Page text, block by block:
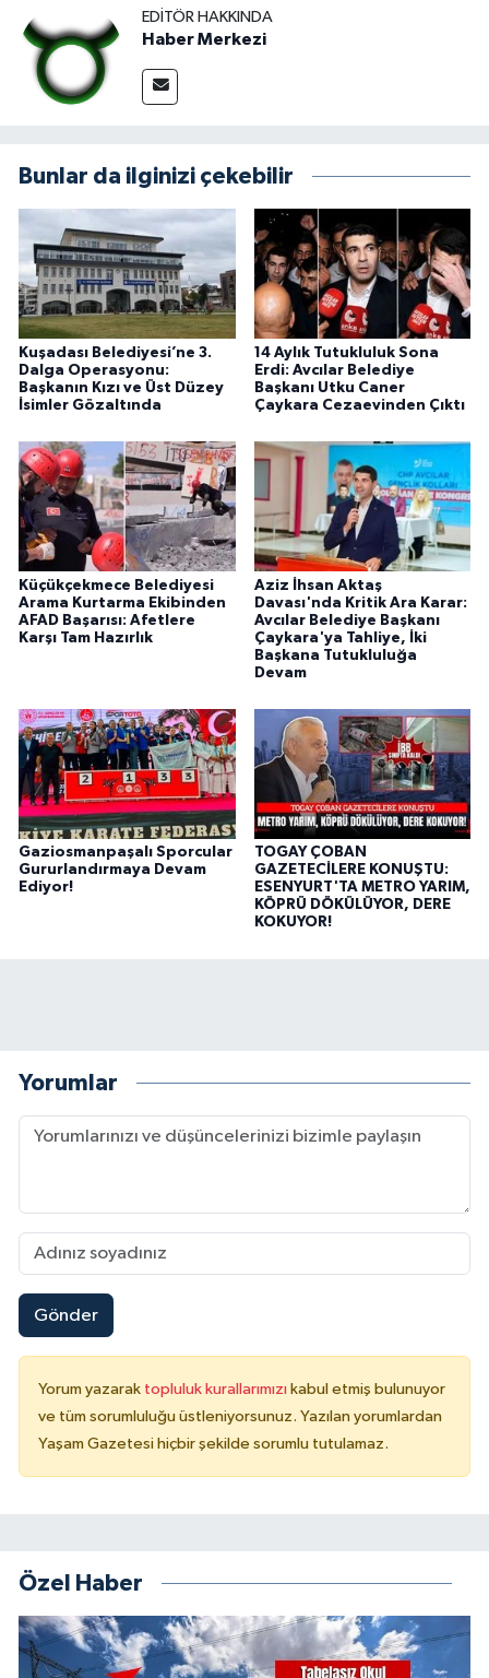
EDITÖR HAKKINDA
Haber Merkezi
Bunlar da ilginizi çekebilir
Kuşadası Belediyesi’ne 3.
Dalga Operasyonu:
Başkanın Kızı ve Üst Düzey
İsimler Gözaltında
14 Aylık Tutukluluk Sona
Erdi: Avcılar Belediye
Başkanı Utku Caner
Çaykara Cezaevinden Çıktı
Küçükçekmece Belediyesi
Arama Kurtarma Ekibinden
AFAD Başarısı: Afetlere
Karşı Tam Hazırlık
Aziz İhsan Aktaş
Davası'nda Kritik Ara Karar:
Avcılar Belediye Başkanı
Çaykara'ya Tahliye, İki
Başkana Tutukluluğa
Devam
Gaziosmanpaşalı Sporcular
Gururlandırmaya Devam
Ediyor!
TOGAY ÇOBAN
GAZETECİLERE KONUŞTU:
ESENYURT'TA METRO YARIM,
KÖPRÜ DÖKÜLÜYOR, DERE
KOKUYOR!
Yorumlar
Gönder
Yorum yazarak topluluk kurallarımızı kabul etmiş bulunuyor
ve tüm sorumluluğu üstleniyorsunuz. Yazılan yorumlardan
Yaşam Gazetesi hiçbir şekilde sorumlu tutulamaz.
Özel Haber